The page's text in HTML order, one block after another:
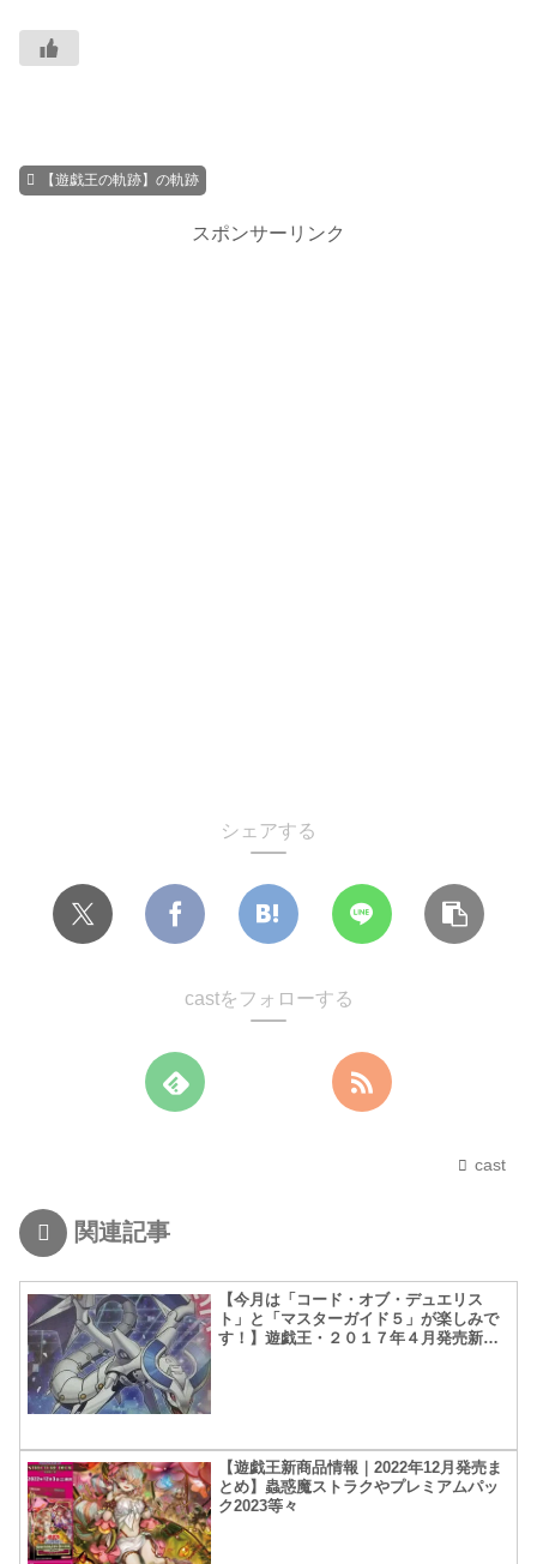
【遊戯王の軌跡】の軌跡
スポンサーリンク
シェアする
castをフォローする
cast
関連記事
【今月は「コード・オブ・デュエリス
ト」と「マスターガイド５」が楽しみで
す！】遊戯王・２０１７年４月発売新商
【遊戯王新商品情報｜2022年12月発売ま
とめ】蟲惑魔ストラクやプレミアムパッ
ク2023等々